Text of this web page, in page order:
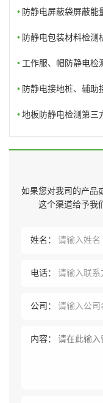
• 防静电屏蔽袋屏蔽能
• 防静电包装材料检
• 工作服、帽防静电
• 防静电接地桩、辅
• 地板防静电检测第三
如果您对我司的产品
这个渠道给予我
姓名：
电话：
公司：
内容：